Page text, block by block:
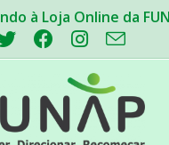
à Loja Online da